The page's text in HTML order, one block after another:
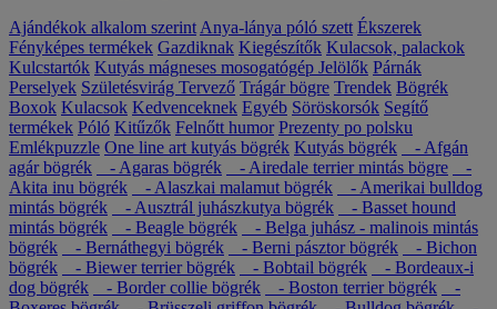
Ajándékok alkalom szerint Anya-lánya póló szett Ékszerek
Fényképes termékek Gazdiknak Kiegészítők Kulacsok, palackok
Kulcstartók Kutyás mágneses mosogatógép Jelölők Párnák
Perselyek Születésvirág Tervező Trágár bögre Trendek Bögrék
Boxok Kulacsok Kedvenceknek Egyéb Söröskorsók Segítő
termékek Póló Kitűzők Felnőtt humor Prezenty po polsku
Emlékpuzzle One line art kutyás bögrék Kutyás bögrék
- Afgán
agár bögrék
- Agaras bögrék - Airedale terrier mintás bögre
-
Akita inu bögrék
- Alaszkai malamut bögrék
- Amerikai bulldog
mintás bögrék
- Ausztrál juhászkutya bögrék
- Basset hound
mintás bögrék
- Beagle bögrék
- Belga juhász - malinois mintás
bögrék
- Bernáthegyi bögrék - Berni pásztor bögrék
- Bichon
bögrék
- Biewer terrier bögrék - Bobtail bögrék
- Bordeaux-i
dog bögrék
- Border collie bögrék - Boston terrier bögrék
-